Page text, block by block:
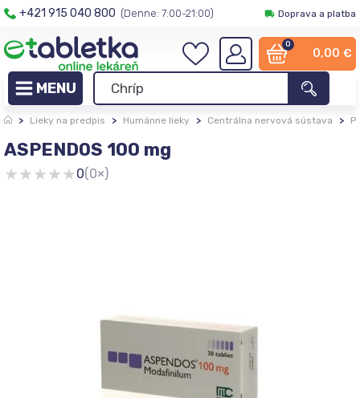
+421 915 040 800 (Denne: 7:00-21:00) Doprava a platba
0
0,00 €
> Lieky na predpis > Humánne lieky > Centrálna nervová sústava >
ASPENDOS 100 mg
★★★★★0(0×)